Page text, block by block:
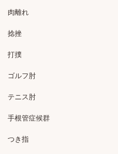
肉離れ
捻挫
打撲
ゴルフ肘
テニス肘
手根管症候群
つき指